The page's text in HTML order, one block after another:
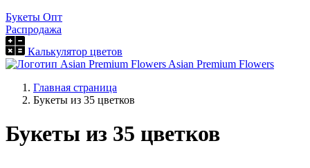
Букеты Опт
Распродажа
Калькулятор цветов
Asian Premium Flowers
Главная страница
Букеты из 35 цветков
Букеты из 35 цветков